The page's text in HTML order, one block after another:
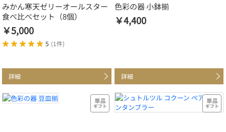
みかん寒天ゼリーオールスター
食べ比べセット（8個）
￥5,000
5 (1件)
詳細
色彩の器 小鉢揃
￥4,400
詳細